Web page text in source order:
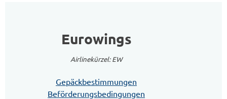
Eurowings
Airlinekürzel: EW
Gepäckbestimmungen
Beförderungsbedingungen